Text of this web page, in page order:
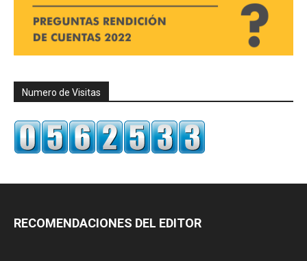
Numero de Visitas
RECOMENDACIONES DEL EDITOR